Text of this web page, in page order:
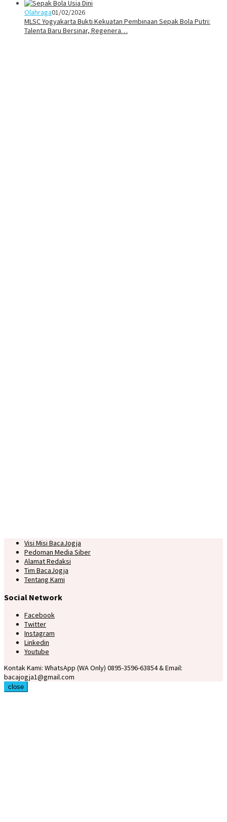
Olahraga01/02/2026
MLSC Yogyakarta Bukti Kekuatan Pembinaan Sepak Bola Putri:
Talenta Baru Bersinar, Regenera…
Visi Misi BacaJogja
Pedoman Media Siber
Alamat Redaksi
Tim BacaJogja
Tentang Kami
Social Network
Facebook
Twitter
Instagram
Linkedin
Youtube
Kontak Kami: WhatsApp (WA Only) 0895-3596-63854 & Email:
bacajogja1@gmail.com
close